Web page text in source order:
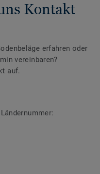
Kontakt
erfahren oder
vereinbaren?
auf.